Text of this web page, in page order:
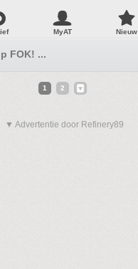
MyAT Nieuw
FOK! ...
1 2
▼ Advertentie door Refinery89